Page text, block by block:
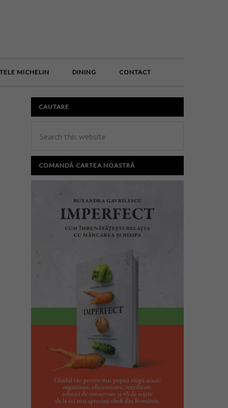
MICHELIN DINING CONTACT
CAUTARE
COMANDĂ CARTEA NOASTRĂ